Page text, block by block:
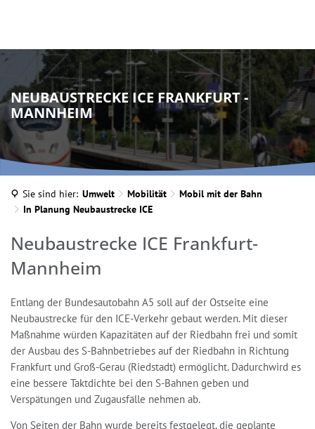
NEUBAUSTRECKE ICE FRANKFURT -
MANNHEIM
Sie sind hier: Umwelt Mobilität
Mobil mit der Bahn
In Planung Neubaustrecke ICE
In
Planung
Neubaustrecke
ICE
Neubaustrecke ICE Frankfurt-
Mannheim
Entlang der Bundesautobahn A5 soll auf der Ostseite eine
Neubaustrecke für den ICE-Verkehr gebaut werden. Mit dieser
Maßnahme würden Kapazitäten auf der Riedbahn frei und somit
der Ausbau des S-Bahnbetriebes auf der Riedbahn in Richtung
Frankfurt und Groß-Gerau (Riedstadt) ermöglicht. Dadurchwird es
eine bessere Taktdichte bei den S-Bahnen geben und
Verspätungen und Zugausfälle nehmen ab.
Von Seiten der Bahn wurde bereits festgelegt, die geplante